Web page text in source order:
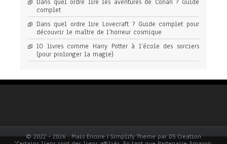
Dans quel ordre lire les aventures de Conan ? Guide
complet
Dans quel ordre lire Lovecraft ? Guide complet pour
découvrir le maître de l’horreur cosmique
10 livres comme Harry Potter à l’école des sorciers
(pour prolonger la magie)
© 2022 - 2026 : Mais Encore | Simplify Theme par D5 Creation